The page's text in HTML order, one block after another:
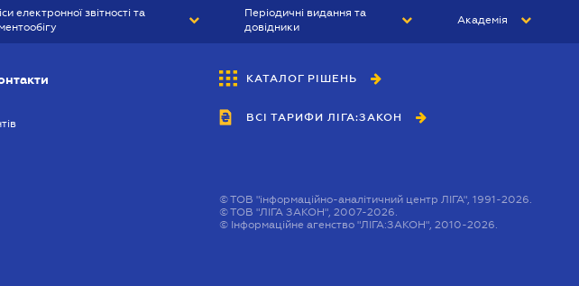
електронної звітності та
Періодичні видання та
довідники
БУХГАЛТЕР&ЗАКОН
ВІСНИК МСФЗ
Академія
КАТАЛОГ РІШЕНЬ
ВСІ ТАРИФИ ЛІГА:ЗАКОН
©ТОВ "інформаційно-аналітичний центр ЛІГА", 1991-2026.
©ТОВ "ЛІГА ЗАКОН", 2007-2026.
© Інформаційне агенство "ЛІГА:ЗАКОН", 2010-2026.